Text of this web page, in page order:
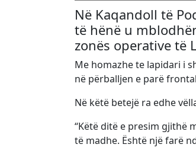
Në Kaqandoll të
të hënë u
zonës operative të
Me homazhe te lapidari i
në përballjen e parë
Në këtë betejë ra edhe
“Këtë ditë e presim gjithë
të madhe. Është një farë